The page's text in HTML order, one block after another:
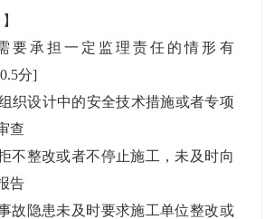
】
要承担一定监理责任的情形有
分]
织设计中的安全技术措施或者专项
查
不整改或者不停止施工，未及时向
告
故隐患未及时要求施工单位整改或